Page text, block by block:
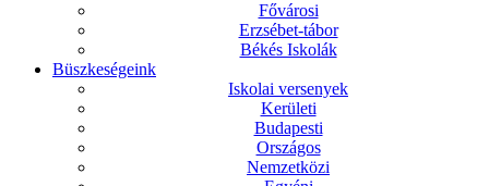
Fővárosi
Erzsébet-tábor
Békés Iskolák
Büszkeségeink
Iskolai versenyek
Kerületi
Budapesti
Országos
Nemzetközi